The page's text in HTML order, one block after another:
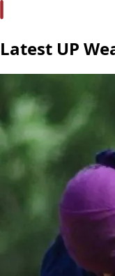
Latest UP